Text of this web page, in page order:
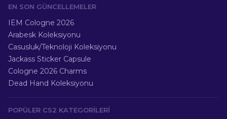
EN SON GÜNCELLEMELER
IEM Cologne 2026
Arabesk Koleksiyonu
Casusluk/Teknoloji Koleksiyonu
Jackass Sticker Capsule
Cologne 2026 Charms
Dead Hand Koleksiyonu
POPÜLER CS2 KATEGORILERI